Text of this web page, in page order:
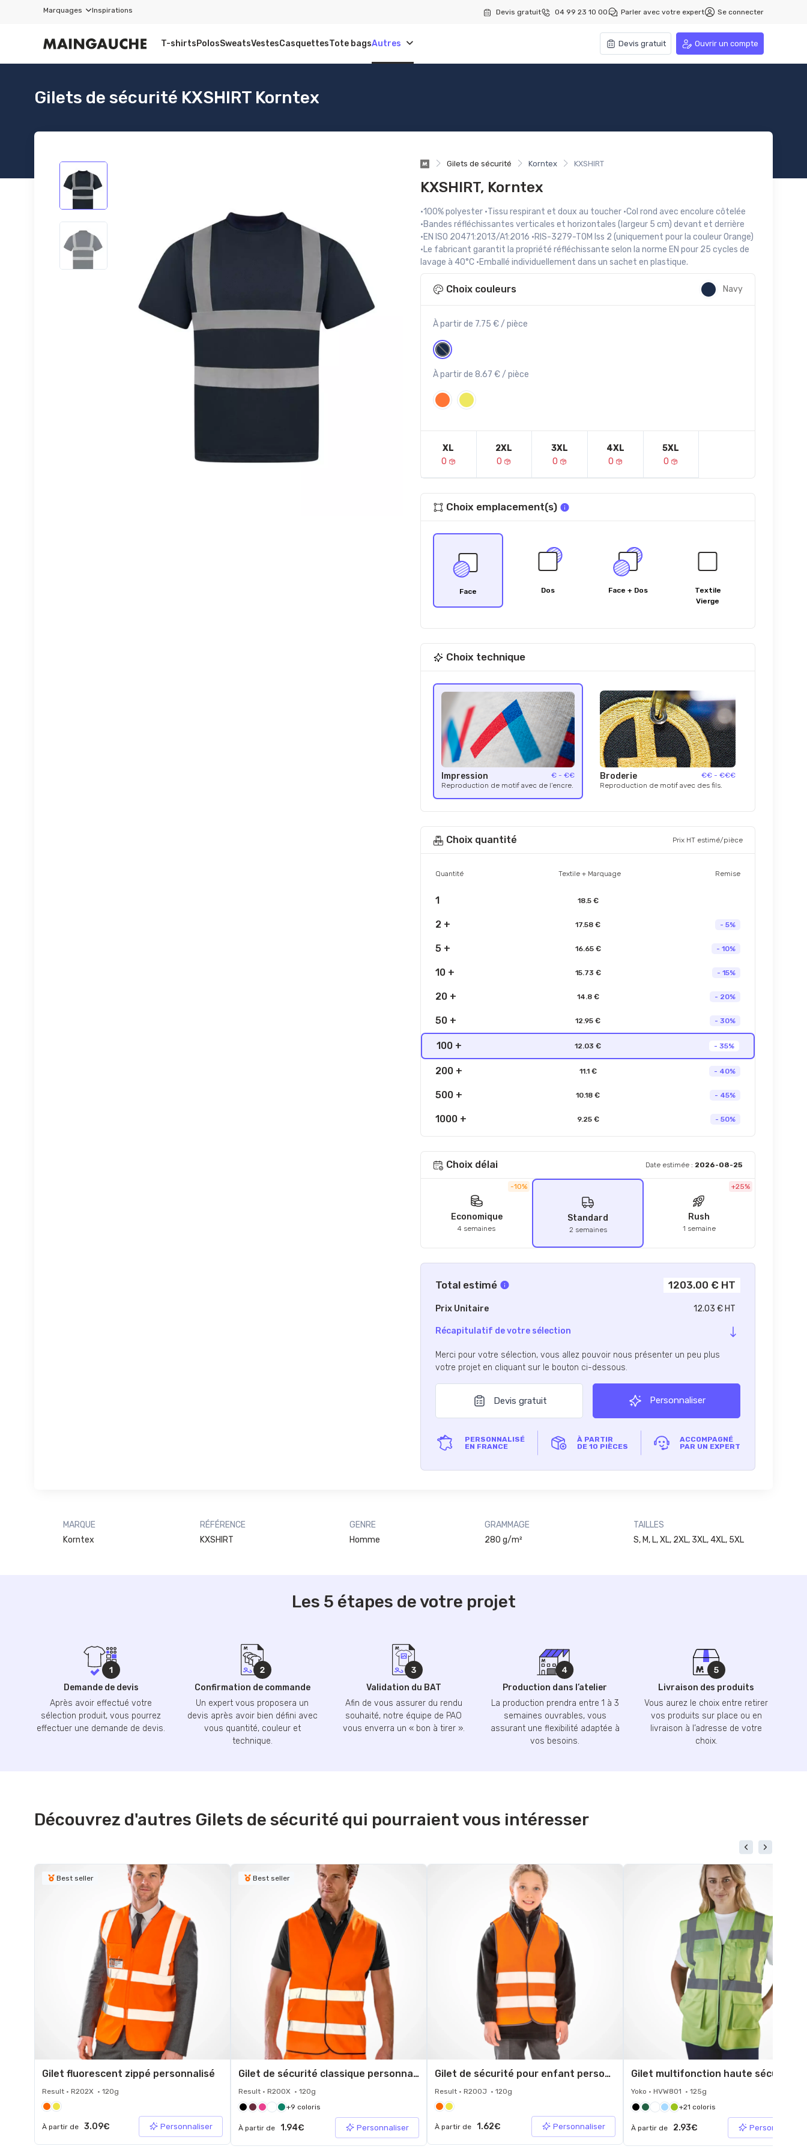
Marquages Inspirations Devis gratuit 04 99 23 10 00 Parler avec votre expert Se connecter
Devis gratuit Ouvrir un compte
T-shirtsPolosSweatsVestesCasquettesTote bagsAutres
Gilets de sécurité KXSHIRT Korntex
Gilets de sécurité Korntex KXSHIRT
KXSHIRT, Korntex
·100% polyester ·Tissu respirant et doux au toucher ·Col rond avec encolure côtelée
·Bandes réfléchissantes verticales et horizontales (largeur 5 cm) devant et derrière
·EN ISO 20471:2013/A1:2016 ·RIS-3279-TOM Iss 2 (uniquement pour la couleur Orange)
·Le fabricant garantit la propriété réfléchissante selon la norme EN pour 25 cycles de
lavage à 40°C ·Emballé individuellement dans un sachet en plastique.
Choix couleurs Navy
À partir de 7.75 € / pièce
À partir de 8.67 € / pièce
XL
0
2XL
0
3XL
0
4XL
0
5XL
0
Choix emplacement(s)
Face Dos Face + Dos
Textile
Vierge
Choix technique
Impression
€ - €€
Reproduction de motif avec de l’encre.
Broderie
€€ - €€€
Reproduction de motif avec des fils.
Choix quantité Prix HT estimé/pièce
Quantité Textile + Marquage Remise
1 18.5 €
2 + 17.58 € - 5%
5 + 16.65 € - 10%
10 + 15.73 € - 15%
20 + 14.8 € - 20%
50 + 12.95 € - 30%
100 + 12.03 € - 35%
200 + 11.1 € - 40%
500 + 10.18 € - 45%
1000 + 9.25 € - 50%
Choix délai Date estimée : 2026-08-25
-10%
Economique
4 semaines
Standard
2 semaines
+25%
Rush
1 semaine
Total estimé 1203.00 € HT
Prix Unitaire 12.03 € HT
Récapitulatif de votre sélection
Merci pour votre sélection, vous allez pouvoir nous présenter un peu plus
votre projet en cliquant sur le bouton ci-dessous.
Devis gratuit Personnaliser
PERSONNALISÉ
EN FRANCE
À PARTIR
DE 10 PIÈCES
ACCOMPAGNÉ
PAR UN EXPERT
MARQUE
Korntex
RÉFÉRENCE
KXSHIRT
GENRE
Homme
GRAMMAGE
280 g/m²
TAILLES
S, M, L, XL, 2XL, 3XL, 4XL, 5XL
Les 5 étapes de votre projet
Demande de devis
Après avoir effectué votre
sélection produit, vous pourrez
effectuer une demande de devis.
Confirmation de commande
Un expert vous proposera un
devis après avoir bien défini avec
vous quantité, couleur et
technique.
Validation du BAT
Afin de vous assurer du rendu
souhaité, notre équipe de PAO
vous enverra un « bon à tirer ».
Production dans l’atelier
La production prendra entre 1 à 3
semaines ouvrables, vous
assurant une flexibilité adaptée à
vos besoins.
Livraison des produits
Vous aurez le choix entre retirer
vos produits sur place ou en
livraison à l’adresse de votre
choix.
Découvrez d'autres Gilets de sécurité qui pourraient vous intéresser
Best seller
Gilet fluorescent zippé personnalisé
Result • R202X • 120g
À partir de 3.09€ Personnaliser
Best seller
Gilet de sécurité classique personnalisé
Result • R200X • 120g
+9 coloris
À partir de 1.94€ Personnaliser
Gilet de sécurité pour enfant personnalisé
Result • R200J • 120g
À partir de 1.62€ Personnaliser
Yoko • HVW801 • 125g
+21 coloris
À partir de 2.93€ Personnaliser